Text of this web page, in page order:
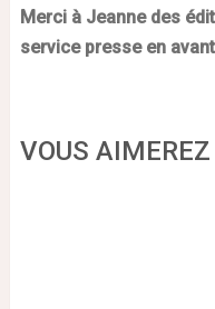
Merci à Jeanne des
service presse en
VOUS